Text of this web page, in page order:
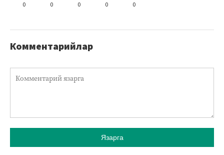
0 0 0 0 0
Комментарийлар
Язарга